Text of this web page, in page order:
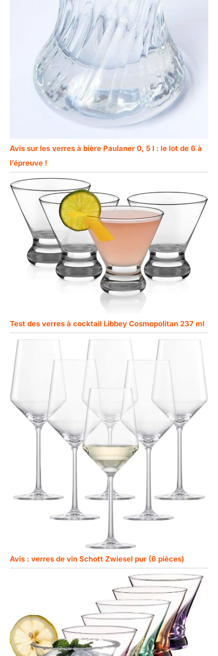
Avis sur les verres à bière Paulaner 0, 5 l : le lot de 6 à
l’épreuve !
Test des verres à cocktail Libbey Cosmopolitan 237 ml
Avis : verres de vin Schott Zwiesel pur (6 pièces)